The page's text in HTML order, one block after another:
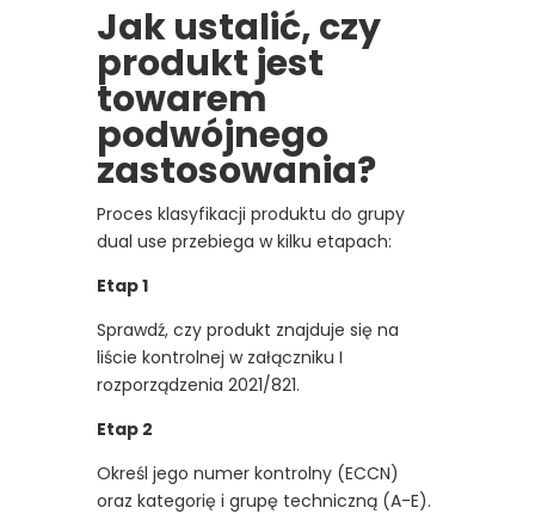
Jak ustalić, czy
produkt jest
towarem
podwójnego
zastosowania?
Proces klasyfikacji produktu do grupy
dual use przebiega w kilku etapach:
Etap 1
Sprawdź, czy produkt znajduje się na
liście kontrolnej w załączniku I
rozporządzenia 2021/821.
Etap 2
Określ jego numer kontrolny (ECCN)
oraz kategorię i grupę techniczną (A-E).